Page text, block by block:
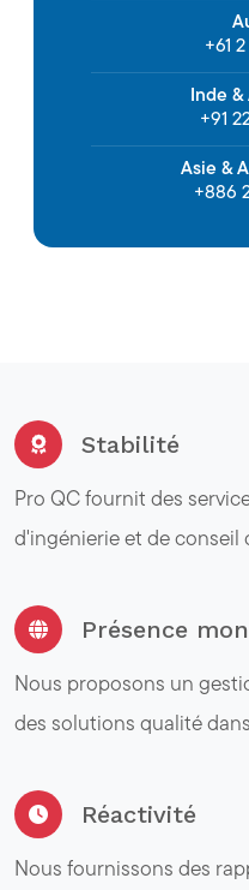
+61
Inde
+91
Asie &
+886
Stabilité
Pro QC fournit des
d'ingénierie et de conseil
Présence
Nous proposons un
des solutions qualité
Réactivité
Nous fournissons des